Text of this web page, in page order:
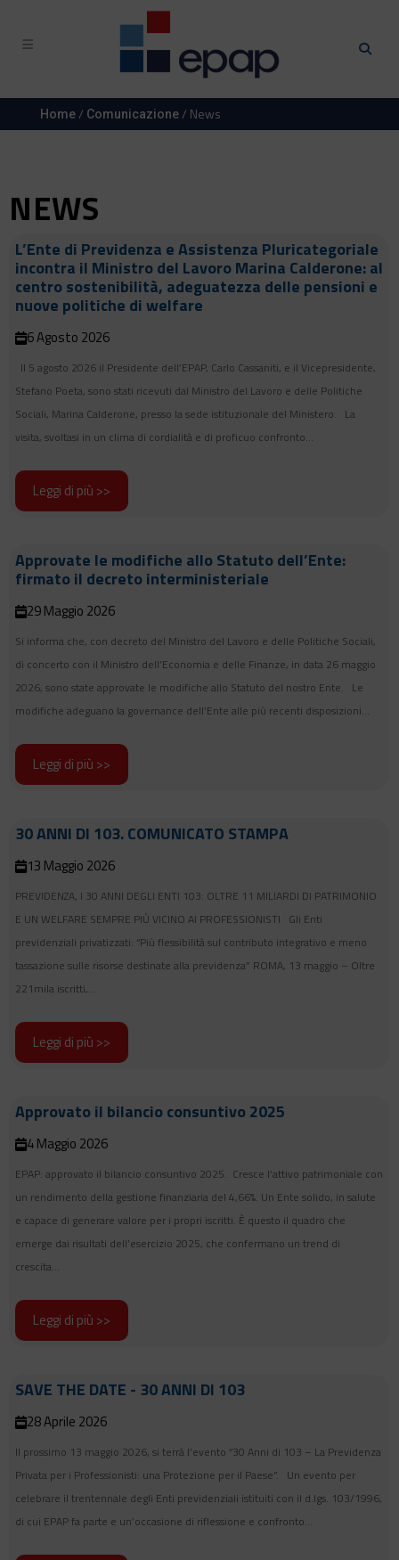
Home/ Comunicazione/ News
NEWS
L’Ente di Previdenza e Assistenza Pluricategoriale
incontra il Ministro del Lavoro Marina Calderone: al
centro sostenibilità, adeguatezza delle pensioni e
nuove politiche di welfare
6 Agosto 2026
Il 5 agosto 2026 il Presidente dell’EPAP, Carlo Cassaniti, e il Vicepresidente,
Stefano Poeta, sono stati ricevuti dal Ministro del Lavoro e delle Politiche
Sociali, Marina Calderone, presso la sede istituzionale del Ministero. La
visita, svoltasi in un clima di cordialità e di proficuo confronto...
Leggi di più >>
Approvate le modifiche allo Statuto dell’Ente:
firmato il decreto interministeriale
29 Maggio 2026
Si informa che, con decreto del Ministro del Lavoro e delle Politiche Sociali,
di concerto con il Ministro dell’Economia e delle Finanze, in data 26 maggio
2026, sono state approvate le modifiche allo Statuto del nostro Ente. Le
modifiche adeguano la governance dell’Ente alle più recenti disposizioni...
Leggi di più >>
30 ANNI DI 103. COMUNICATO STAMPA
13 Maggio 2026
PREVIDENZA, I 30 ANNI DEGLI ENTI 103: OLTRE 11 MILIARDI DI PATRIMONIO
E UN WELFARE SEMPRE PIÙ VICINO AI PROFESSIONISTI Gli Enti
previdenziali privatizzati: “Più flessibilità sul contributo integrativo e meno
tassazione sulle risorse destinate alla previdenza” ROMA, 13 maggio – Oltre
221mila iscritti,...
Leggi di più >>
Approvato il bilancio consuntivo 2025
4 Maggio 2026
EPAP: approvato il bilancio consuntivo 2025. Cresce l’attivo patrimoniale con
un rendimento della gestione finanziaria del 4,66%. Un Ente solido, in salute
e capace di generare valore per i propri iscritti. È questo il quadro che
emerge dai risultati dell’esercizio 2025, che confermano un trend di
crescita...
Leggi di più >>
SAVE THE DATE - 30 ANNI DI 103
28 Aprile 2026
Il prossimo 13 maggio 2026, si terrà l’evento “30 Anni di 103 – La Previdenza
Privata per i Professionisti: una Protezione per il Paese”. Un evento per
celebrare il trentennale degli Enti previdenziali istituiti con il d.lgs. 103/1996,
di cui EPAP fa parte e un’occasione di riflessione e confronto...